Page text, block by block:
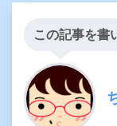
この記事を書